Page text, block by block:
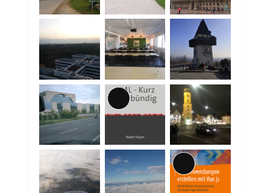
Lange
Beschreibung
Lange
Beschreibung